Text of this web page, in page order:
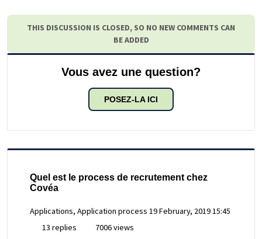
THIS DISCUSSION IS CLOSED, SO NO NEW COMMENTS CAN
BE ADDED
Vous avez une question?
POSEZ-LA ICI
Quel est le process de recrutement chez
Covéa
Applications, Application process 19 February, 2019 15:45
13 replies
7006 views